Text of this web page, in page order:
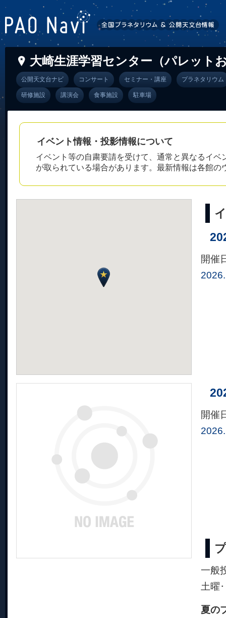
大崎生涯学習センター（パレット
公開天文台ナビ コンサート セミナー・講座 プラネタリウム
研修施設 講演会 食事施設 駐車場
イベント情報・投影情報について
イベント等の自粛要請を受けて、通常と異なるイ
が取られている場合があります。最新情報は各館
開催
開催
一般
土曜
夏の